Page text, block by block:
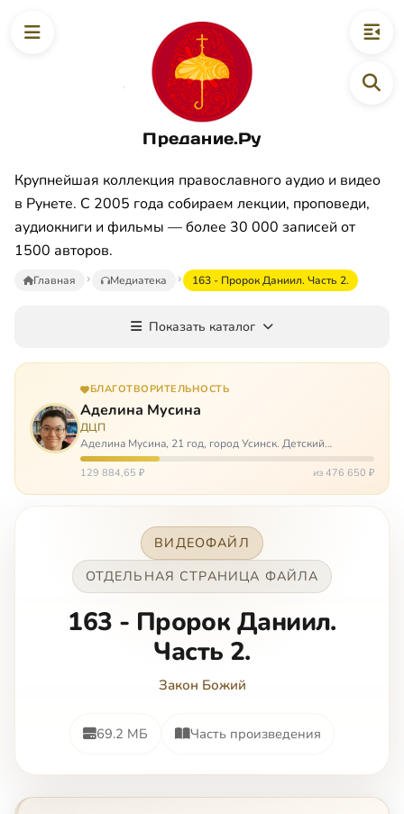
Предание.Ру
Крупнейшая коллекция православного аудио и видео
в Рунете. С 2005 года собираем лекции, проповеди,
аудиокниги и фильмы — более 30 000 записей от
1500 авторов.
Главная Медиатека 163 - Пророк Даниил. Часть 2.
Показать каталог
БЛАГОТВОРИТЕЛЬНОСТЬ
Аделина Мусина
ДЦП
Аделина Мусина, 21 год, город Усинск. Детский
церебральный паралич, передвигается на ходунках или
коляске. Аделине требуется помощь, чтобы ноги
129 884,65 ₽ из 476 650 ₽
ВИДЕОФАЙЛ
ОТДЕЛЬНАЯ СТРАНИЦА ФАЙЛА
163 - Пророк Даниил.
Часть 2.
Закон Божий
69.2 МБ Часть произведения